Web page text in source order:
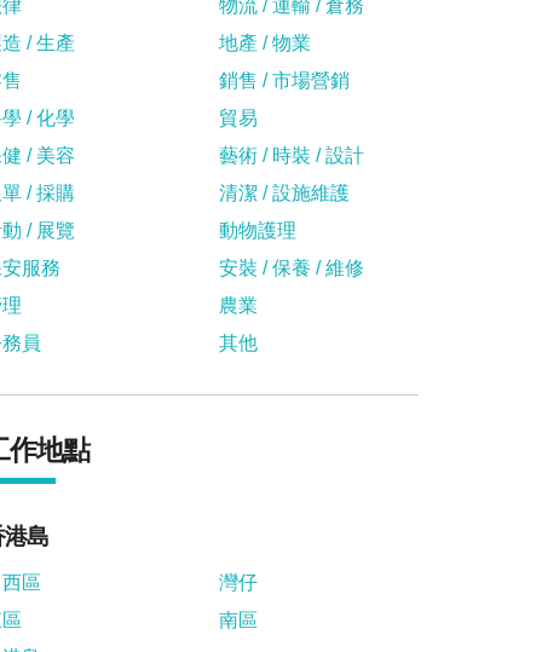
物流 / 運輸 / 倉務
/ 生產
地產 / 物業
銷售 / 市場營銷
/ 化學
貿易
/ 美容
藝術 / 時裝 / 設計
/ 採購
清潔 / 設施維護
/ 展覽
動物護理
服務
安裝 / 保養 / 維修
農業
員
其他
作地點
港島
區
灣仔
南區